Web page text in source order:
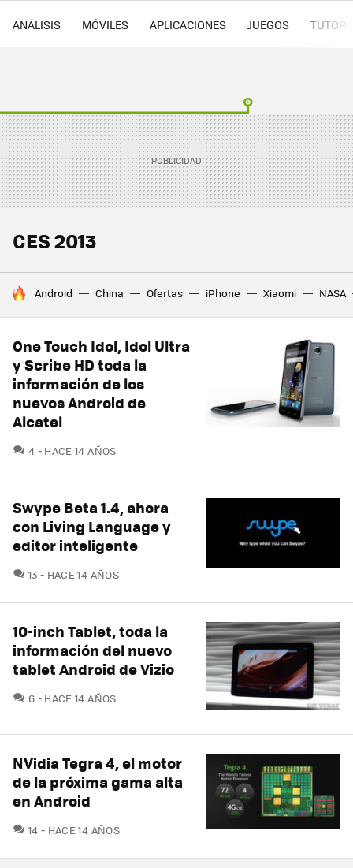
ANÁLISIS MÓVILES APLICACIONES JUEGOS
CES 2013
HOY SE HABLA DE
Android China Ofertas iPhone Xiaomi NASA
One Touch Idol, Idol Ultra
y Scribe HD toda la
información de los
nuevos Android de
Alcatel
4 COMENTARIOS
HACE 14 AÑOS
Swype Beta 1.4, ahora
con Living Language y
editor inteligente
13 COMENTARIOS
HACE 14 AÑOS
10-inch Tablet, toda la
información del nuevo
tablet Android de Vizio
6 COMENTARIOS
HACE 14 AÑOS
NVidia Tegra 4, el motor
de la próxima gama alta
en Android
14 COMENTARIOS
HACE 14 AÑOS